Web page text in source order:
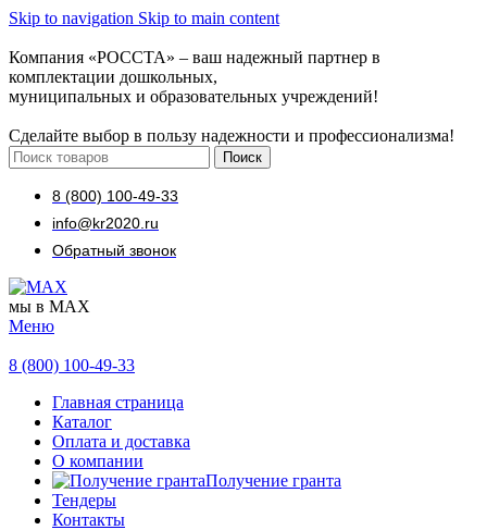
Skip to navigation Skip to main content
Компания «РОССТА» – ваш надежный партнер в
комплектации дошкольных,
муниципальных и образовательных учреждений!
Сделайте выбор в пользу надежности и профессионализма!
Поиск
8 (800) 100-49-33
info@kr2020.ru
Обратный звонок
мы в MAX
Меню
8 (800) 100-49-33
Главная страница
Каталог
Оплата и доставка
О компании
Получение гранта
Тендеры
Контакты